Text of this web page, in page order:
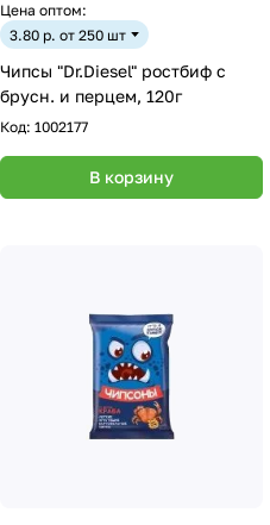
Цена оптом:
3.80 р. от 250 шт
Чипсы "Dr.Diesel" ростбиф с
брусн. и перцем, 120г
Код: 1002177
В корзину